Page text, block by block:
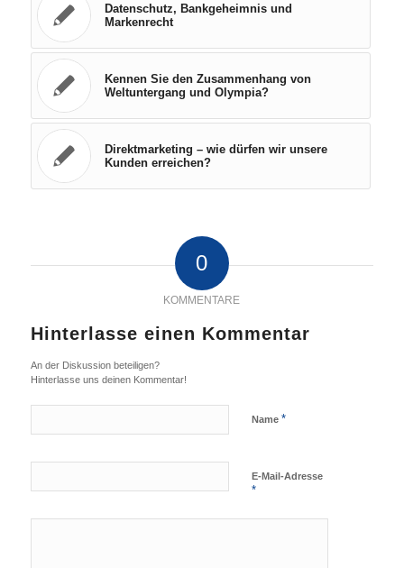
Datenschutz, Bankgeheimnis und
Markenrecht
Kennen Sie den Zusammenhang von
Weltuntergang und Olympia?
Direktmarketing – wie dürfen wir unsere
Kunden erreichen?
0
KOMMENTARE
Hinterlasse einen Kommentar
An der Diskussion beteiligen?
Hinterlasse uns deinen Kommentar!
Name *
E-Mail-Adresse
*